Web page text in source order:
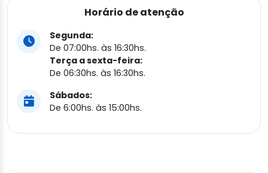
Horário de atenção
Segunda:
De 07:00hs. às 16:30hs.
Terça a sexta-feira:
De 06:30hs. às 16:30hs.
Sábados:
De 6:00hs. às 15:00hs.